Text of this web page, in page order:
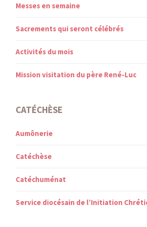
Messes en semaine
Sacrements qui seront célébrés
Activités du mois
Mission visitation du père René-Luc
CATÉCHÈSE
Aumônerie
Catéchèse
Catéchuménat
Service diocésain de l’Initiation